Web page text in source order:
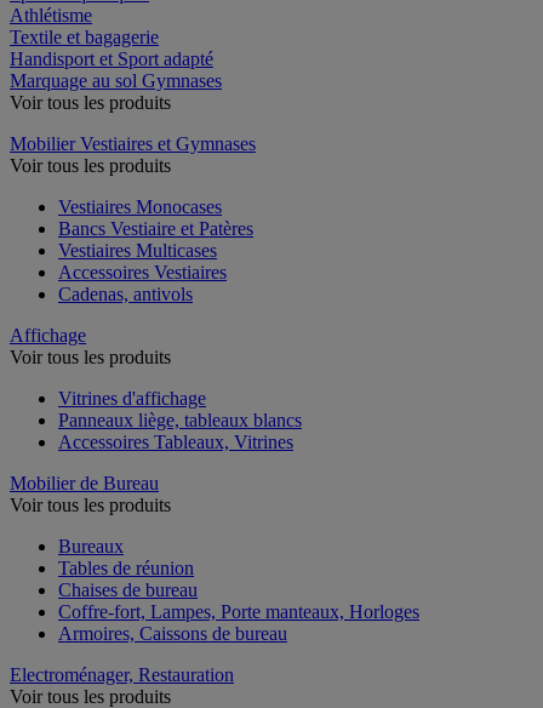
Athlétisme
Textile et bagagerie
Handisport et Sport adapté
Marquage au sol Gymnases
Voir tous les produits
Mobilier Vestiaires et Gymnases
Voir tous les produits
Vestiaires Monocases
Bancs Vestiaire et Patères
Vestiaires Multicases
Accessoires Vestiaires
Cadenas, antivols
Affichage
Voir tous les produits
Vitrines d'affichage
Panneaux liège, tableaux blancs
Accessoires Tableaux, Vitrines
Mobilier de Bureau
Voir tous les produits
Bureaux
Tables de réunion
Chaises de bureau
Coffre-fort, Lampes, Porte manteaux, Horloges
Armoires, Caissons de bureau
Electroménager, Restauration
Voir tous les produits